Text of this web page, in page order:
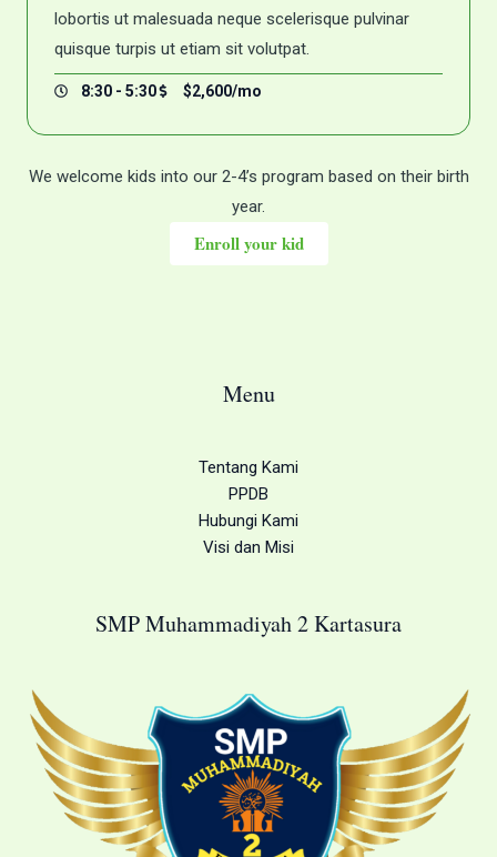
lobortis ut malesuada neque scelerisque pulvinar
quisque turpis ut etiam sit volutpat.
8:30 - 5:30 $2,600/mo
We welcome kids into our 2-4’s program based on their birth
year.
Enroll your kid
Menu
Tentang Kami
PPDB
Hubungi Kami
Visi dan Misi
SMP Muhammadiyah 2 Kartasura